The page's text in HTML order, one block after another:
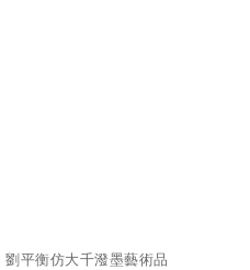
劉平衡仿大千潑墨藝術品